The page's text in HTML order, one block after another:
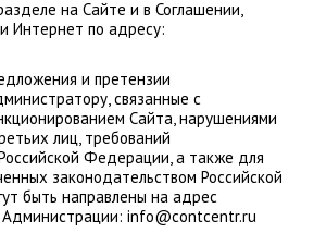
на Сайте и в Соглашении,
Интернет по адресу:
и претензии
связанные с
Сайта, нарушениями
лиц, требований
Федерации, а также для
законодательством Российской
быть направлены на адрес
Администрации: info@contcentr.ru